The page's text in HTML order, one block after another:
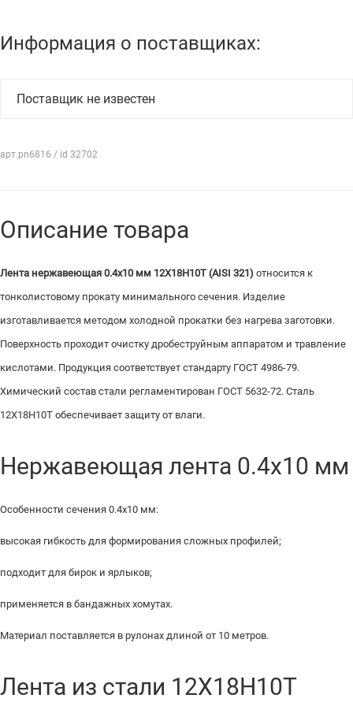
Информация о поставщиках:
Поставщик не известен
арт.pn6816 / id 32702
Описание товара
Лента нержавеющая 0.4х10 мм 12Х18Н10Т (AISI 321) относится к
тонколистовому прокату минимального сечения. Изделие
изготавливается методом холодной прокатки без нагрева заготовки.
Поверхность проходит очистку дробеструйным аппаратом и травление
кислотами. Продукция соответствует стандарту ГОСТ 4986-79.
Химический состав стали регламентирован ГОСТ 5632-72. Сталь
12Х18Н10Т обеспечивает защиту от влаги.
Нержавеющая лента 0.4х10 мм
Особенности сечения 0.4х10 мм:
высокая гибкость для формирования сложных профилей;
подходит для бирок и ярлыков;
применяется в бандажных хомутах.
Материал поставляется в рулонах длиной от 10 метров.
Лента из стали 12Х18Н10Т